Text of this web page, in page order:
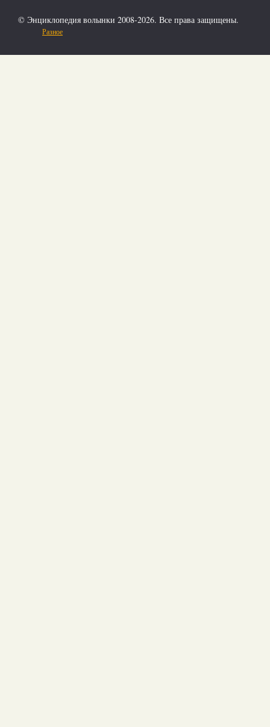
© Энциклопедия волынки 2008-2026. Все права защищены.
Разное